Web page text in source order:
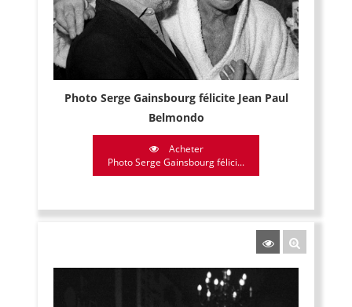
Photo Serge Gainsbourg félicite Jean Paul
Belmondo
Acheter
Photo Serge Gainsbourg félici...